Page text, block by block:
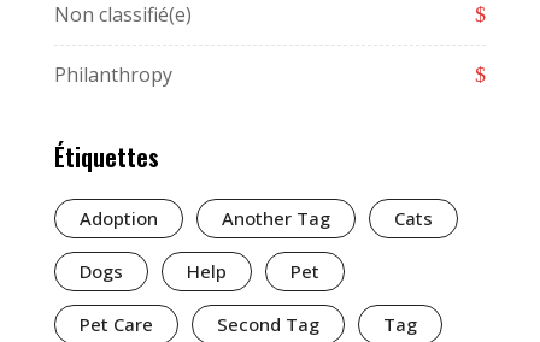
Non classifié(e)
Philanthropy
Étiquettes
Adoption Another Tag Cats
Dogs Help Pet
Pet Care Second Tag Tag